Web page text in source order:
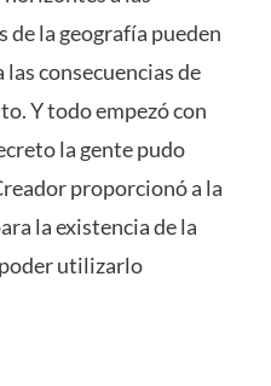
de la geografía pueden
consecuencias de
Y todo empezó con
la gente pudo
proporcionó a la
la existencia de la
utilizarlo